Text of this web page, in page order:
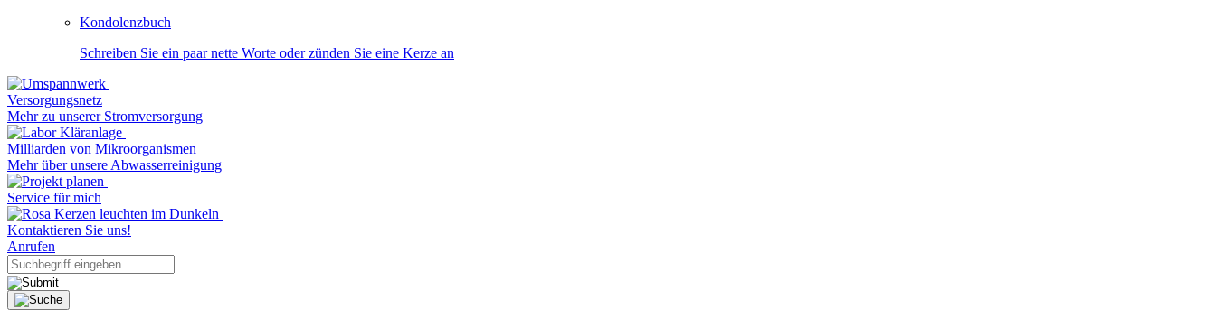
Kondolenzbuch
Schreiben Sie ein paar nette Worte oder zünden Sie eine Kerze an
Versorgungsnetz
Mehr zu unserer Stromversorgung
Milliarden von Mikroorganismen
Mehr über unsere Abwasserreinigung
Service für mich
Kontaktieren Sie uns!
Anrufen